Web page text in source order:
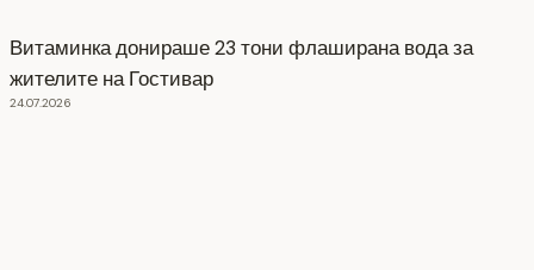
Витаминка донираше 23 тони флаширана вода за
жителите на Гостивар
24.07.2026